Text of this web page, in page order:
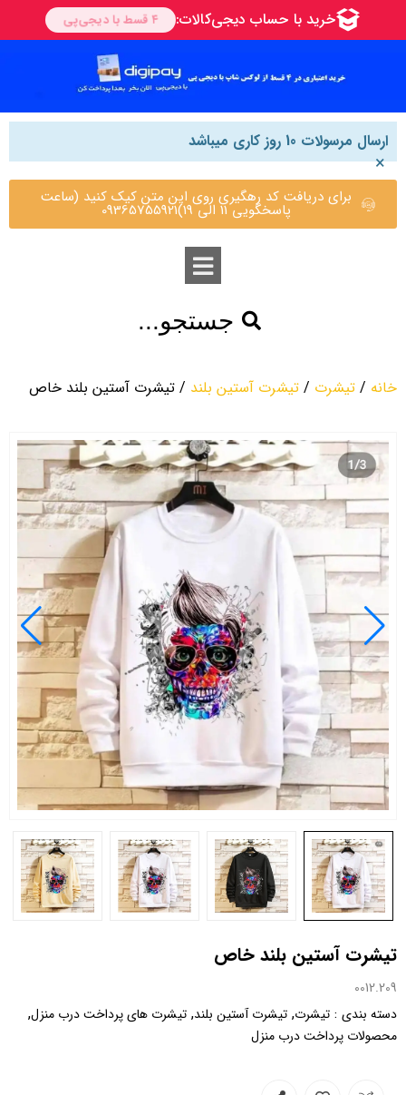
ارسال مرسولات 10 روز کاری میباشد
×
برای دریافت کد رهگیری روی این متن کیک کنید (ساعت
پاسخگویی 11 الی 19)09365755921
جستجو...
خانه / تیشرت / تیشرت آستین بلند / تیشرت آستین بلند خاص
تیشرت آستین بلند خاص
0012.209
دسته بندی : تیشرت, تیشرت آستین بلند, تیشرت های پرداخت درب منزل,
محصولات پرداخت درب منزل